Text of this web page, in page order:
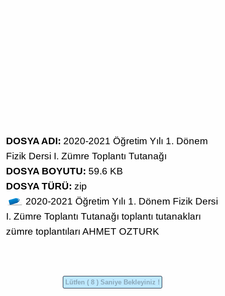
DOSYA ADI: 2020-2021 Öğretim Yılı 1. Dönem
Fizik Dersi I. Zümre Toplantı Tutanağı
DOSYA BOYUTU: 59.6 KB
DOSYA TÜRÜ: zip
2020-2021 Öğretim Yılı 1. Dönem Fizik Dersi
I. Zümre Toplantı Tutanağı toplantı tutanakları
zümre toplantıları AHMET OZTURK